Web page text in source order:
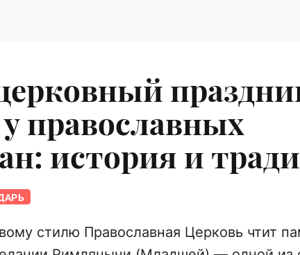
православных
история и
стилю Православная Церковь чтит